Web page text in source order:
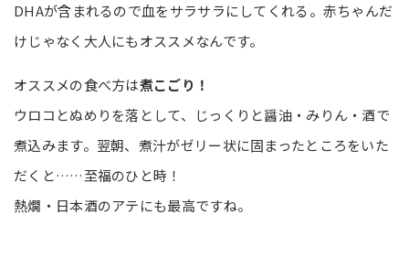
DHAが含まれるので血をサラサラにしてくれる。赤ちゃんだ
けじゃなく大人にもオススメなんです。
オススメの食べ方は煮こごり！
ウロコとぬめりを落として、じっくりと醤油・みりん・酒で
煮込みます。翌朝、煮汁がゼリー状に固まったところをいた
だくと……至福のひと時！
熱燗・日本酒のアテにも最高ですね。